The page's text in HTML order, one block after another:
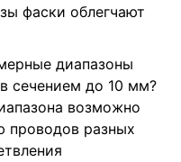
фаски облегчают
диапазоны
сечением до 10 мм?
возможно
проводов разных